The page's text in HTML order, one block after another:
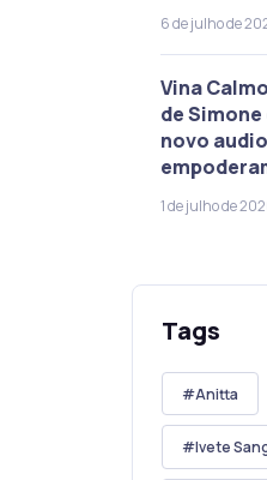
6 de julho de
Vina
de
novo
1 de julho de
Tags
Anitta
Ivete